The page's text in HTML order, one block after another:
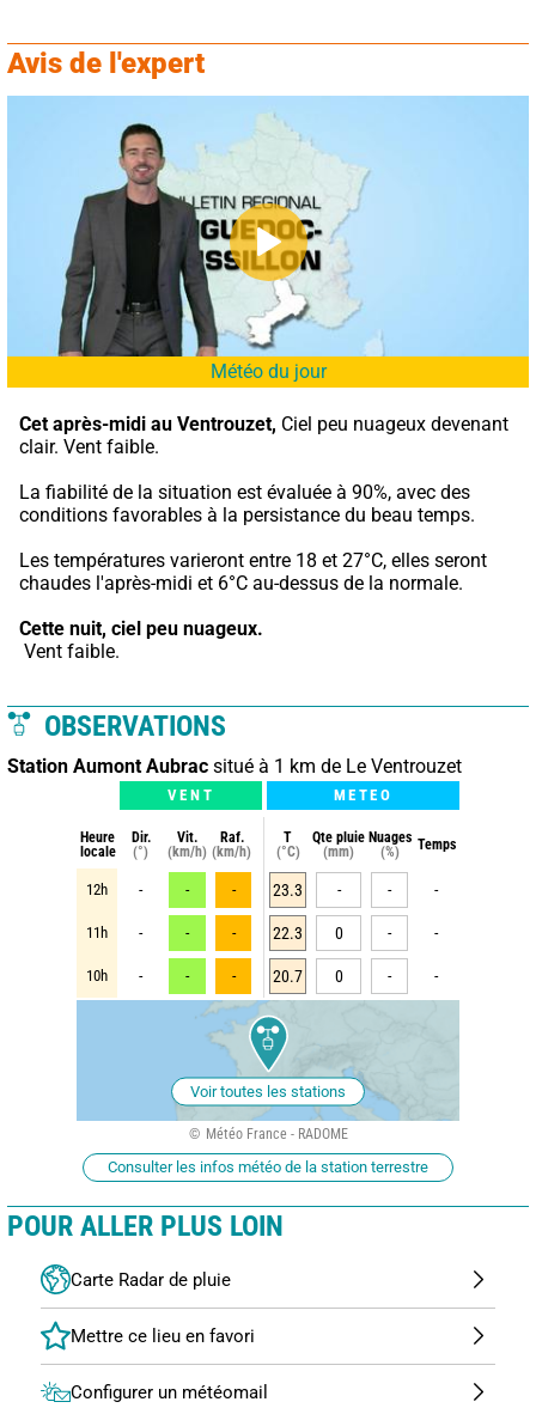
Avis de l'expert
Météo du jour
Cet après-midi au Ventrouzet, Ciel peu nuageux devenant
clair. Vent faible.
La fiabilité de la situation est évaluée à 90%, avec des
conditions favorables à la persistance du beau temps.
Les températures varieront entre 18 et 27°C, elles seront
chaudes l'après-midi et 6°C au-dessus de la normale.
Cette nuit, ciel peu nuageux.
Vent faible.
OBSERVATIONS
Station Aumont Aubrac situé à 1 km de Le Ventrouzet
VENT METEO
Heure
locale
Dir.
(°)
Vit.
(km/h)
Raf.
(km/h)
T
(°C)
Qte pluie
(mm)
Nuages
(%)
Temps
12h - - - 23.3 - - -
11h - - - 22.3 0 - -
10h - - - 20.7 0 - -
Voir toutes les stations
Météo France - RADOME
Consulter les infos météo de la station terrestre
POUR ALLER PLUS LOIN
Carte Radar de pluie
Configurer un météomail